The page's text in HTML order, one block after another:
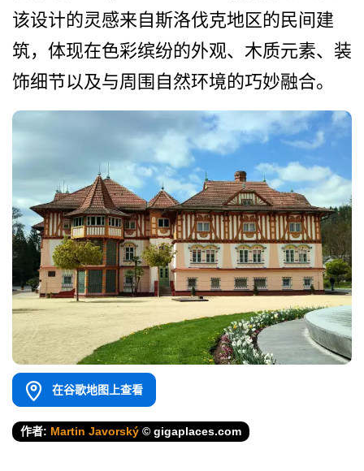
该设计的灵感来­自斯洛伐克地区的民间建
筑，体现在色彩缤纷的外观、­木质元素、装
饰细节以及与周围自然环境的巧妙融合。
在谷歌地图上查看
作者: Martin Javorský © gigaplaces.com